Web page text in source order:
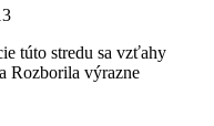
túto stredu sa vzťahy
Rozborila výrazne